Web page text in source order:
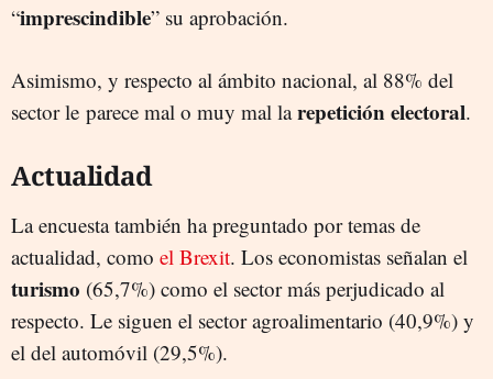
“imprescindible” su aprobación.
Asimismo, y respecto al ámbito nacional, al 88% del
sector le parece mal o muy mal larepetición electoral.
Actualidad
La encuesta también ha preguntado por temas de
actualidad, como el Brexit. Los economistas señalan el
turismo (65,7%) como el sector más perjudicado al
respecto. Le siguen el sector agroalimentario (40,9%) y
el del automóvil (29,5%).